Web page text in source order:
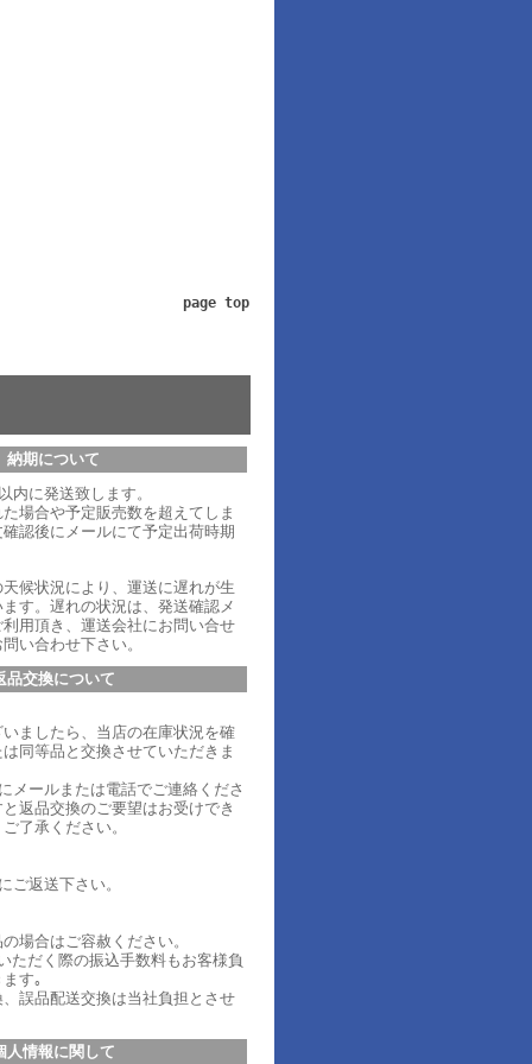
page top
納期について
内に発送致します。
た場合や予定販売数を超えてしま
確認後にメールにて予定出荷時期
候状況により、運送に遅れが生
す。遅れの状況は、発送確認メ
用頂き、運送会社にお問い合せ
い合わせ下さい。
品交換について
ましたら、当店の在庫状況を確
同等品と交換させていただきま
メールまたは電話でご連絡くださ
返品交換のご要望はお受けでき
了承ください。
ご返送下さい。
場合はご容赦ください。
ただく際の振込手数料もお客様負
す｡
誤品配送交換は当社負担とさせ
人情報に関して